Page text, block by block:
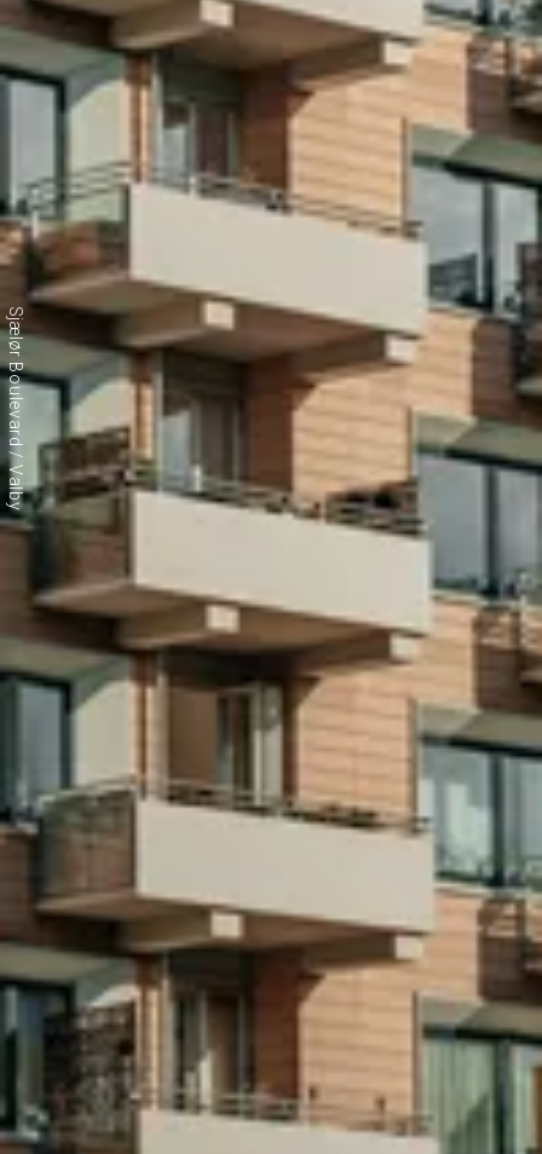
Sjælør Boulevard / Valby